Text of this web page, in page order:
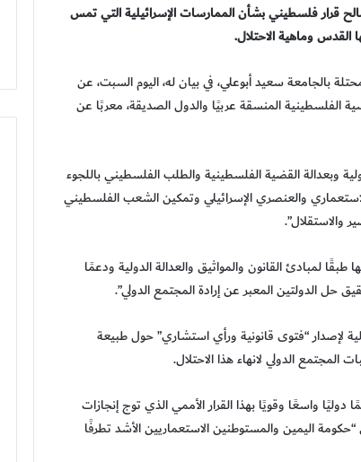
قرار فلسطيني بشأن الممارسات الإسرائيلية التي تمس
وماهية الاحتلال.
بالجامعة سعيد أبوعلي، في بيان له، اليوم السبت، عن
الفلسطينية المنسقة عربيًا والدول الصديقة، معربًا عن
وبعدالة القضية الفلسطينية والطلب الفلسطيني باللجوء
الاستعماري والعنصري الإسرائيلي وتمكين الشعب الفلسطيني
والاستقلال”.
لمبادئ القانون والمواثيق والعدالة الدولية ودعمًا
حل الدولتين المعبر عن إرادة المجتمع الدولي”.
لإصدار “فتوى قانونية ورأي استشاري” حول طبيعة
الدولي لانهاء هذا الاحتلال.
واسعًا وقويًا بهذا القرار الأممي الذي توج إنجازات
اليمين والمستوطنين الاستعماريين الأشد تطرفًا